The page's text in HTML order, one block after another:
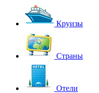
Круизы
Страны
Отели